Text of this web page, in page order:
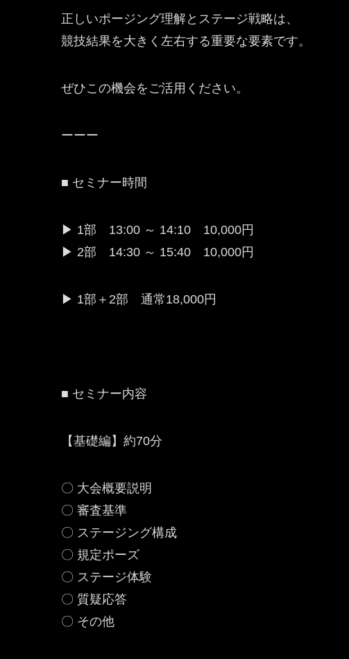
正しいポージング理解とステージ戦略は、
競技結果を大きく左右する重要な要素です。
ぜひこの機会をご活用ください。
ーーー
■ セミナー時間
▶ 1部 13:00 ～ 14:10 10,000円
▶ 2部 14:30 ～ 15:40 10,000円
▶ 1部＋2部 通常18,000円
■ セミナー内容
【基礎編】約70分
〇 大会概要説明
〇 審査基準
〇 ステージング構成
〇 規定ポーズ
〇 ステージ体験
〇 質疑応答
〇 その他